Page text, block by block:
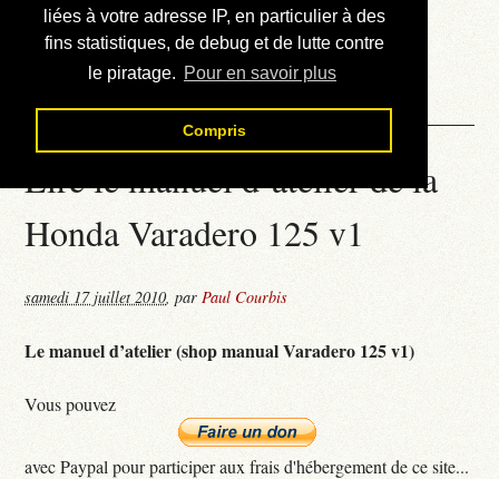
liées à votre adresse IP, en particulier à des
fins statistiques, de debug et de lutte contre
le piratage. Pour en savoir plus
Compris
Liens externes
Téléchargement
Contact
Lire le manuel d’atelier de la
Honda Varadero 125 v1
samedi 17 juillet 2010,parPaul Courbis
Le manuel d’atelier (shop manual Varadero 125 v1)
Vous pouvez
avec Paypal pour participer aux frais d'hébergement de ce site...